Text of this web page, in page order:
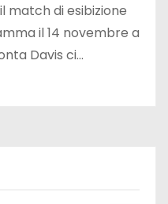
match di esibizione
il 14 novembre a
Davis ci…